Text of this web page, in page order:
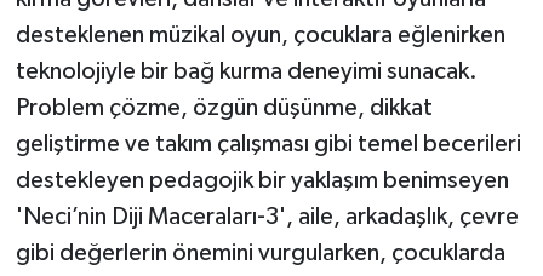
desteklenen müzikal oyun, çocuklara eğlenirken
teknolojiyle bir bağ kurma deneyimi sunacak.
Problem çözme, özgün düşünme, dikkat
geliştirme ve takım çalışması gibi temel becerileri
destekleyen pedagojik bir yaklaşım benimseyen
'Neci’nin Diji Maceraları-3', aile, arkadaşlık, çevre
gibi değerlerin önemini vurgularken, çocuklarda